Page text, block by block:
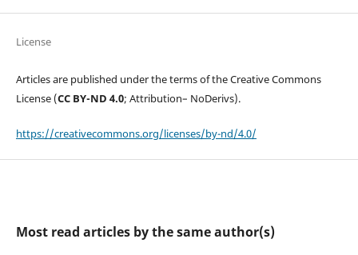
License
Articles are published under the terms of the Creative Commons
License (CC BY-ND 4.0; Attribution– NoDerivs).
https://creativecommons.org/licenses/by-nd/4.0/
Most read articles by the same author(s)